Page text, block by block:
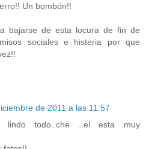
Un bombón!!
bajarse de esta locura de fin de
sociales e histeria por que
de 2011 a las 11:57
todo..che ..el esta muy